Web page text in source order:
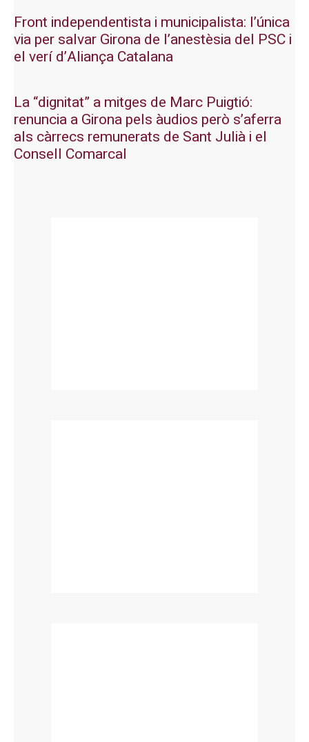
Front independentista i municipalista: l’única
via per salvar Girona de l’anestèsia del PSC i
el verí d’Aliança Catalana
La “dignitat” a mitges de Marc Puigtió:
renuncia a Girona pels àudios però s’aferra
als càrrecs remunerats de Sant Julià i el
Consell Comarcal